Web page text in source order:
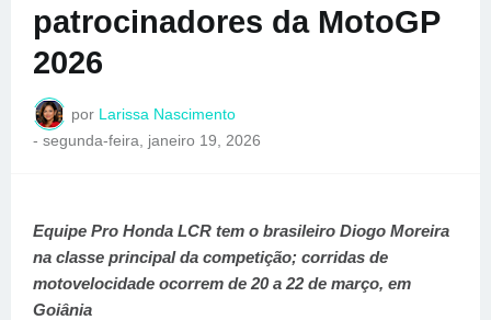
patrocinadores da MotoGP
2026
por Larissa Nascimento
- segunda-feira, janeiro 19, 2026
Equipe Pro Honda LCR tem o brasileiro Diogo Moreira
na classe principal da competição; corridas de
motovelocidade ocorrem de 20 a 22 de março, em
Goiânia